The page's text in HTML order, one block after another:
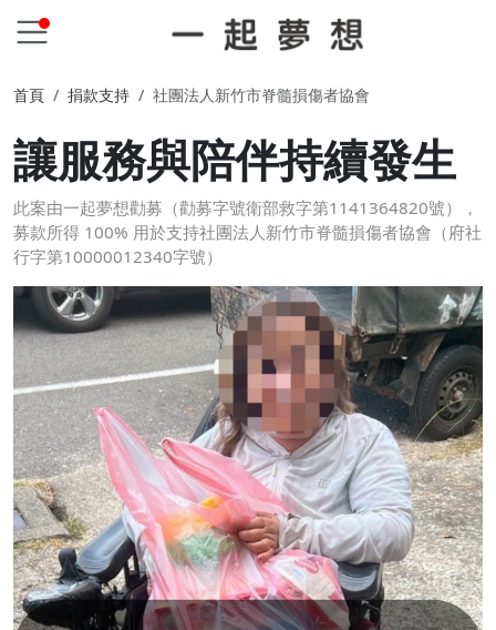
首頁 捐款支持 社團法人新竹市脊髓損傷者協會
讓服務與陪伴持續發生
此案由一起夢想勸募（勸募字號衛部救字第1141364820號），
募款所得 100% 用於支持社團法人新竹市脊髓損傷者協會（府社
行字第10000012340字號）